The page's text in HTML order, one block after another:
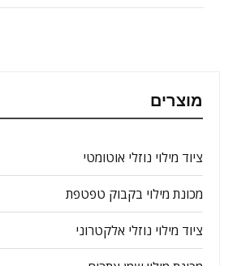
מוצרים
ציוד מילוי נוזלי אוטומטי
מכונת מילוי בקבוק טפטפת
ציוד מילוי נוזלי אלקטרוני